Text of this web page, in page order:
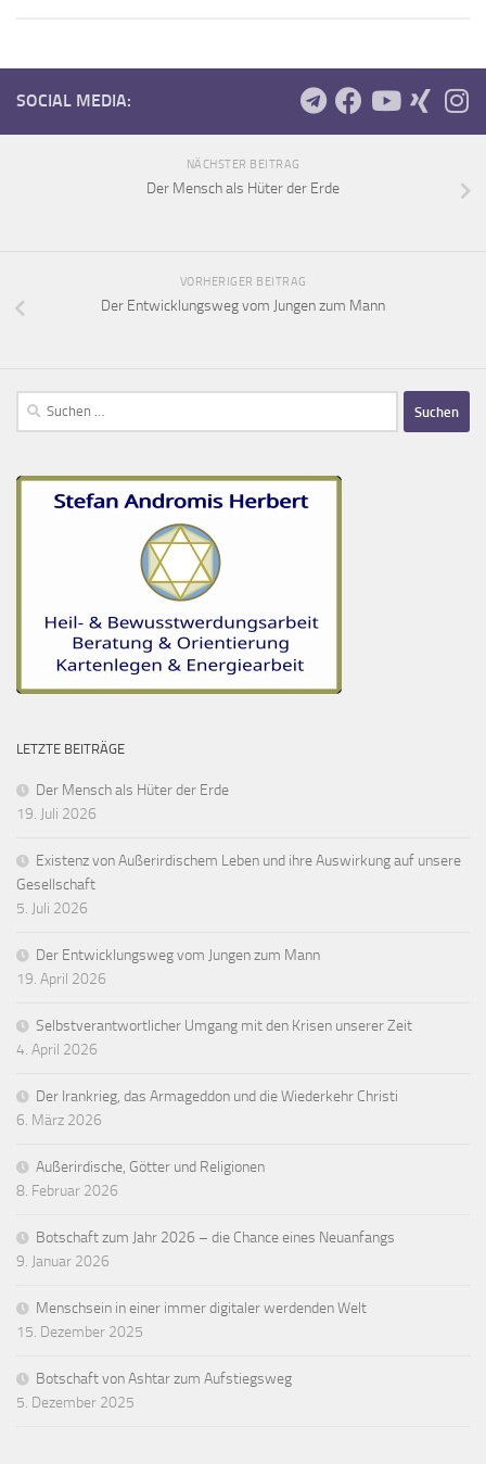
SOCIAL MEDIA:
NÄCHSTER BEITRAG
Der Mensch als Hüter der Erde
VORHERIGER BEITRAG
Der Entwicklungsweg vom Jungen zum Mann
Suchen
nach:
LETZTE BEITRÄGE
Der Mensch als Hüter der Erde
19. Juli 2026
Existenz von Außerirdischem Leben und ihre Auswirkung auf unsere
Gesellschaft
5. Juli 2026
Der Entwicklungsweg vom Jungen zum Mann
19. April 2026
Selbstverantwortlicher Umgang mit den Krisen unserer Zeit
4. April 2026
Der Irankrieg, das Armageddon und die Wiederkehr Christi
6. März 2026
Außerirdische, Götter und Religionen
8. Februar 2026
Botschaft zum Jahr 2026 – die Chance eines Neuanfangs
9. Januar 2026
Menschsein in einer immer digitaler werdenden Welt
15. Dezember 2025
Botschaft von Ashtar zum Aufstiegsweg
5. Dezember 2025